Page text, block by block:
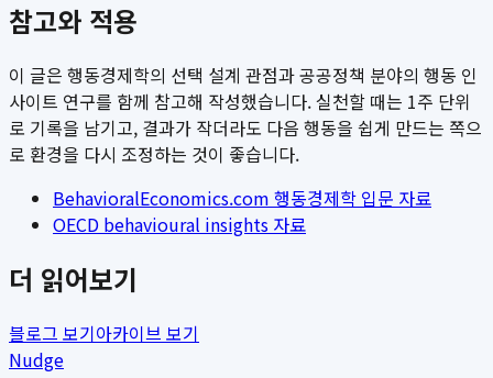
참고와 적용
이 글은 행동경제학의 선택 설계 관점과 공공정책 분야의 행동 인
사이트 연구를 함께 참고해 작성했습니다. 실천할 때는 1주 단위
로 기록을 남기고, 결과가 작더라도 다음 행동을 쉽게 만드는 쪽으
로 환경을 다시 조정하는 것이 좋습니다.
BehavioralEconomics.com 행동경제학 입문 자료
OECD behavioural insights 자료
더 읽어보기
블로그 보기아카이브 보기
Nudge